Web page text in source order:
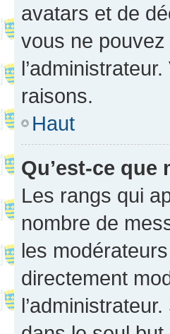
avatars et de
vous ne pouvez
raisons.
Haut
Qu’est-ce
Les rangs qui
nombre de
les
directement